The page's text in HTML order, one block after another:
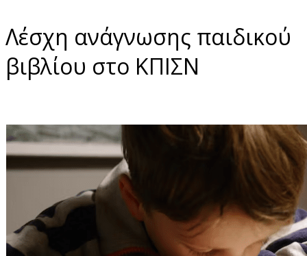
Λέσχη ανάγνωσης παιδικού
βιβλίου στο ΚΠΙΣΝ